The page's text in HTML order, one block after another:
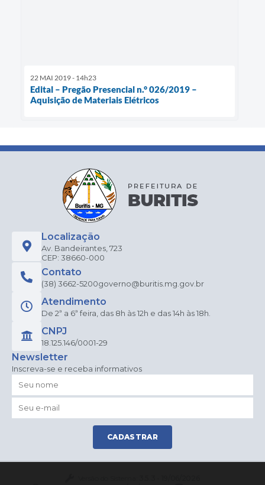
22 MAI 2019 - 14h23
Edital – Pregão Presencial n.° 026/2019 –
Aquisição de Materiais Elétricos
Localização
Av. Bandeirantes, 723
CEP: 38660-000
Contato
(38) 3662-5200governo@buritis.mg.gov.br
Atendimento
De 2ª a 6ª feira, das 8h às 12h e das 14h às 18h.
CNPJ
18.125.146/0001-29
Newsletter
Inscreva-se e receba informativos
CADASTRAR